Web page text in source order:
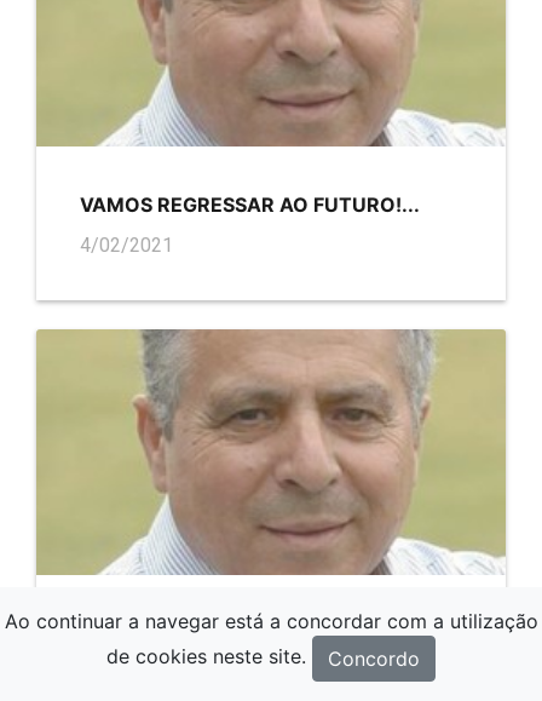
VAMOS REGRESSAR AO FUTURO!...
4/02/2021
JOSE NETO | AQUI D'EL REI...QUEM ME
ACODE!
Ao continuar a navegar está a concordar com a utilização
de cookies neste site.
Concordo